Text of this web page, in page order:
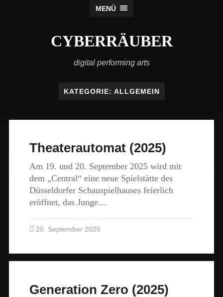
MENÜ
CYBERRÄUBER
digital performing arts
KATEGORIE: ALLGEMEIN
Theaterautomat (2025)
Am 19. und 20. September 2025 wird mit
dem „Central“ eine neue Spielstätte des
Düsseldorfer Schauspielhauses feierlich
eröffnet, das Junge…
20. September 2025
Generation Zero (2025)